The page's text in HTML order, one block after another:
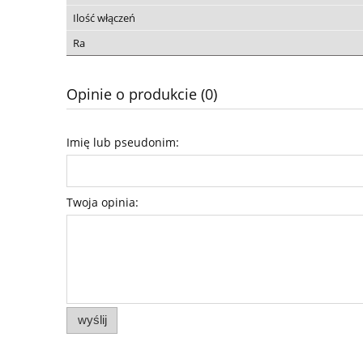
Ilość włączeń
Ra
Opinie o produkcie (0)
Imię lub pseudonim:
Twoja opinia:
wyślij